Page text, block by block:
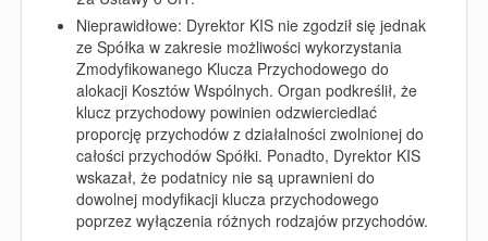
Nieprawidłowe: Dyrektor KIS nie zgodził się jednak
ze Spółka w zakresie możliwości wykorzystania
Zmodyfikowanego Klucza Przychodowego do
alokacji Kosztów Wspólnych. Organ podkreślił, że
klucz przychodowy powinien odzwierciedlać
proporcję przychodów z działalności zwolnionej do
całości przychodów Spółki. Ponadto, Dyrektor KIS
wskazał, że podatnicy nie są uprawnieni do
dowolnej modyfikacji klucza przychodowego
poprzez wyłączenia różnych rodzajów przychodów.